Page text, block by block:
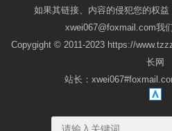
如果其链接、内容的侵犯您的权
xwei067@foxmail.com我
Copygight © 2011-2023 https://
长网
站长：